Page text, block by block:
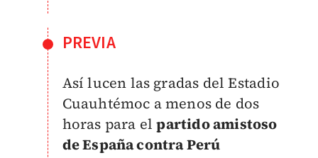
PREVIA
Así lucen las gradas del Estadio
Cuauhtémoc a menos de dos
horas para elpartido amistoso
de España contra Perú